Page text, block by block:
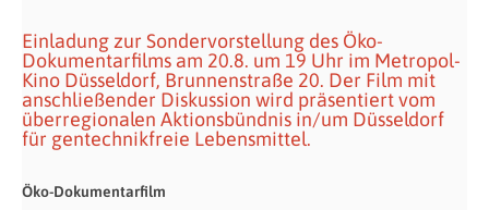
Einladung zur Sondervorstellung des Öko-
Dokumentarfilms am 20.8. um 19 Uhr im Metropol-
Kino Düsseldorf, Brunnenstraße 20. Der Film mit
anschließender Diskussion wird präsentiert vom
überregionalen Aktionsbündnis in/um Düsseldorf
für gentechnikfreie Lebensmittel.
Öko-Dokumentarfilm